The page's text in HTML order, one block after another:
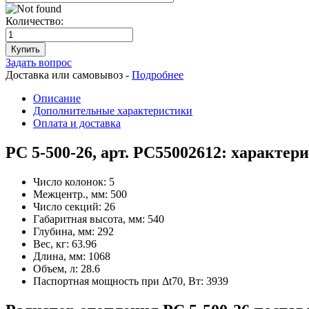
Количество:
Купить
Задать вопрос
Доставка или самовывоз - Подробнее
Описание
Дополнительные характеристики
Оплата и доставка
РС 5-500-26, арт. РС55002612:
Число колонок: 5
Межцентр., мм: 500
Число секций: 26
Габаритная высота, мм: 540
Глубина, мм: 292
Вес, кг: 63.96
Длина, мм: 1068
Объем, л: 28.6
Паспортная мощность при Δt70, Вт: 3939